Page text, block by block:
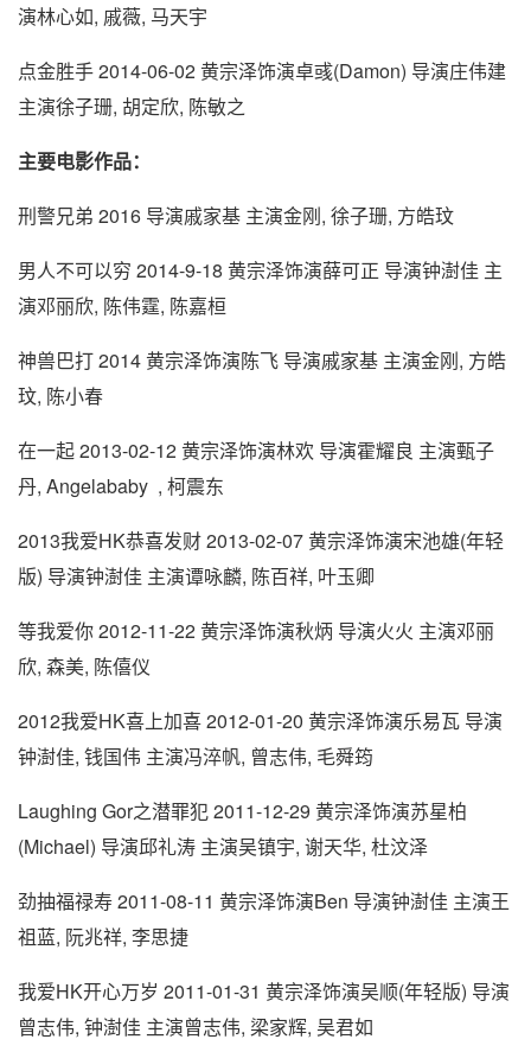
演林心如, 戚薇, 马天宇
点金胜手 2014-06-02 黄宗泽饰演卓彧(Damon) 导演庄伟建
主演徐子珊, 胡定欣, 陈敏之
主要电影作品：
刑警兄弟 2016 导演戚家基 主演金刚, 徐子珊, 方皓玟
男人不可以穷 2014-9-18 黄宗泽饰演薛可正 导演钟澍佳 主
演邓丽欣, 陈伟霆, 陈嘉桓
神兽巴打 2014 黄宗泽饰演陈飞 导演戚家基 主演金刚, 方皓
玟, 陈小春
在一起 2013-02-12 黄宗泽饰演林欢 导演霍耀良 主演甄子
丹, Angelababy , 柯震东
2013我爱HK恭喜发财 2013-02-07 黄宗泽饰演宋池雄(年轻
版) 导演钟澍佳 主演谭咏麟, 陈百祥, 叶玉卿
等我爱你 2012-11-22 黄宗泽饰演秋炳 导演火火 主演邓丽
欣, 森美, 陈僖仪
2012我爱HK喜上加喜 2012-01-20 黄宗泽饰演乐易瓦 导演
钟澍佳, 钱国伟 主演冯淬帆, 曾志伟, 毛舜筠
Laughing Gor之潜罪犯 2011-12-29 黄宗泽饰演苏星柏
(Michael) 导演邱礼涛 主演吴镇宇, 谢天华, 杜汶泽
劲抽福禄寿 2011-08-11 黄宗泽饰演Ben 导演钟澍佳 主演王
祖蓝, 阮兆祥, 李思捷
我爱HK开心万岁 2011-01-31 黄宗泽饰演吴顺(年轻版) 导演
曾志伟, 钟澍佳 主演曾志伟, 梁家辉, 吴君如